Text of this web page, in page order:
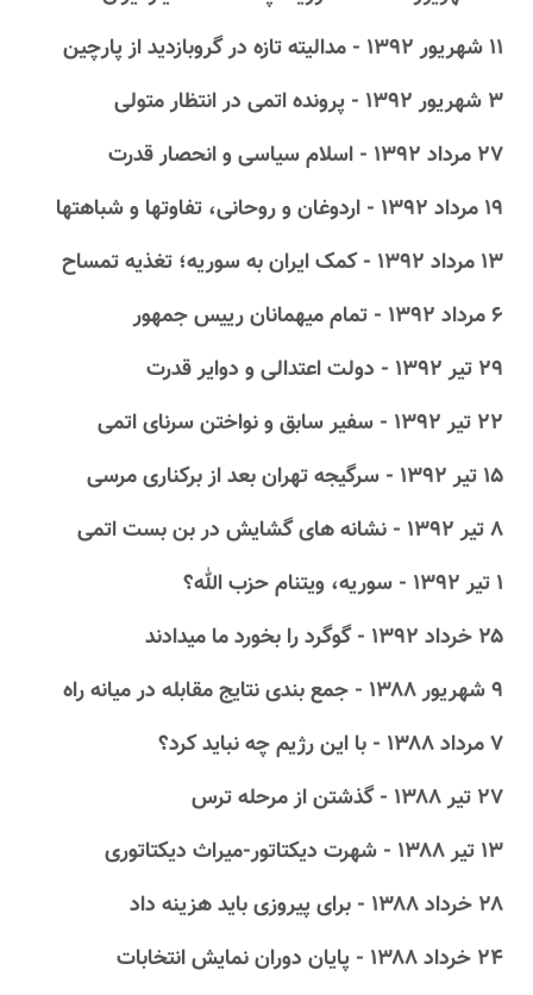
۱۱ شهریور ۱۳۹۲ - مدالیته تازه در گروبازدید از پارچین
۳ شهریور ۱۳۹۲ - پرونده اتمی در انتظار متولی
۲۷ مرداد ۱۳۹۲ - اسلام سیاسی و انحصار قدرت
۱۹ مرداد ۱۳۹۲ - اردوغان و روحانی، تفاوتها و شباهتها
۱۳ مرداد ۱۳۹۲ - کمک ایران به سوریه؛ تغذیه تمساح
۶ مرداد ۱۳۹۲ - تمام میهمانان رییس جمهور
۲۹ تیر ۱۳۹۲ - دولت اعتدالی و دوایر قدرت
۲۲ تیر ۱۳۹۲ - سفیر سابق و نواختن سرنای اتمی
۱۵ تیر ۱۳۹۲ - سرگیجه تهران بعد از برکناری مرسی
۸ تیر ۱۳۹۲ - نشانه های گشایش در بن بست اتمی
۱ تیر ۱۳۹۲ - سوریه، ویتنام حزب الله؟
۲۵ خرداد ۱۳۹۲ - گوگرد را بخورد ما میدادند
۹ شهریور ۱۳۸۸ - جمع بندی نتایج مقابله در میانه راه
۷ مرداد ۱۳۸۸ - با این رژیم چه نباید کرد؟
۲۷ تیر ۱۳۸۸ - گذشتن از مرحله ترس
۱۳ تیر ۱۳۸۸ - شهرت دیکتاتور-میراث دیکتاتوری
۲۸ خرداد ۱۳۸۸ - برای پیروزی باید هزینه داد
۲۴ خرداد ۱۳۸۸ - پایان دوران نمایش انتخابات